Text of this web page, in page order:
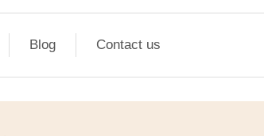
Blog Contact us